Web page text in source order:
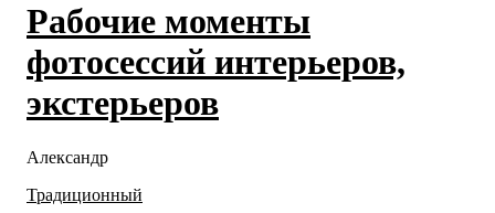
Рабочие моменты
фотосессий интерьеров,
экстерьеров
Александр
Традиционный